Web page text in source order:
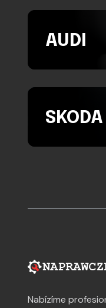
AUDI
SKODA
Nabízíme